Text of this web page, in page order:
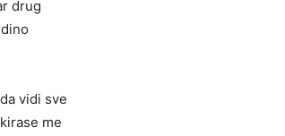
drug
vidi sve
me